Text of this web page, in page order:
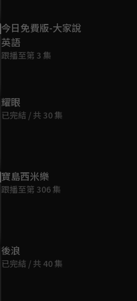
今日免費版-大家說
英語
跟播至第 3 集
耀眼
已完結 / 共 30 集
寶島西米樂
跟播至第 306 集
後浪
已完結 / 共 40 集